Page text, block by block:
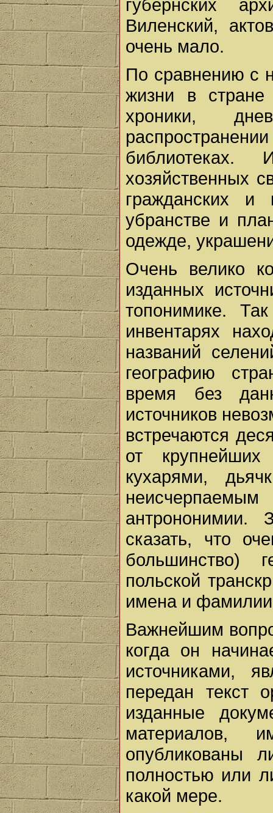
губернских
Виленский,
очень мало.
По сравнению с
жизни в
хроники,
библиотеках.
хозяйственных
гражданских и
убранстве и
одежде,
Очень велико
изданных
топонимике.
инвентарях
названий
географию
время без
источников
встречаются
от
кухарями,
антрононимии.
сказать, что
большинство)
польской
имена и
Важнейшим
когда он
источниками,
передан текст
изданные
материалов,
опубликованы
полностью или
какой мере.